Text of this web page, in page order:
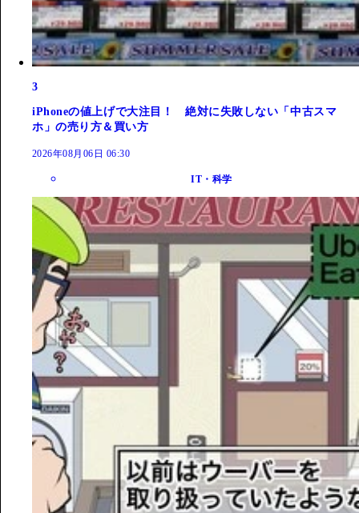
3
iPhoneの値上げで大注目！ 絶対に失敗しない「中古スマ
ホ」の売り方＆買い方
2026年08月06日 06:30
IT・科学